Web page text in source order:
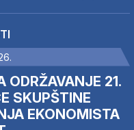
ODRŽAVANJE 21.
SKUPŠTINE
EKONOMISTA